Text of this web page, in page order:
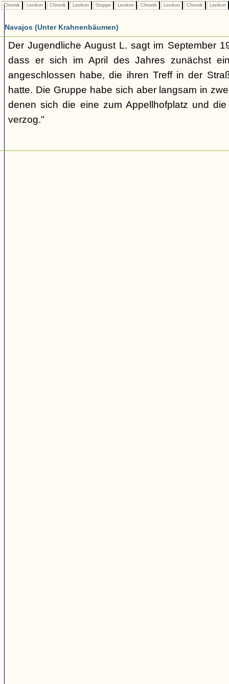
Chronik Lexikon Chronik Lexikon Gruppe Lexikon Chronik Lexikon Chronik Lexikon
Navajos (Unter Krahnenbäumen)
Der Jugendliche August L. sagt im September
dass er sich im April des Jahres zunächst
angeschlossen habe, die ihren Treff in der
hatte. Die Gruppe habe sich aber langsam in
denen sich die eine zum Appellhofplatz und
verzog."